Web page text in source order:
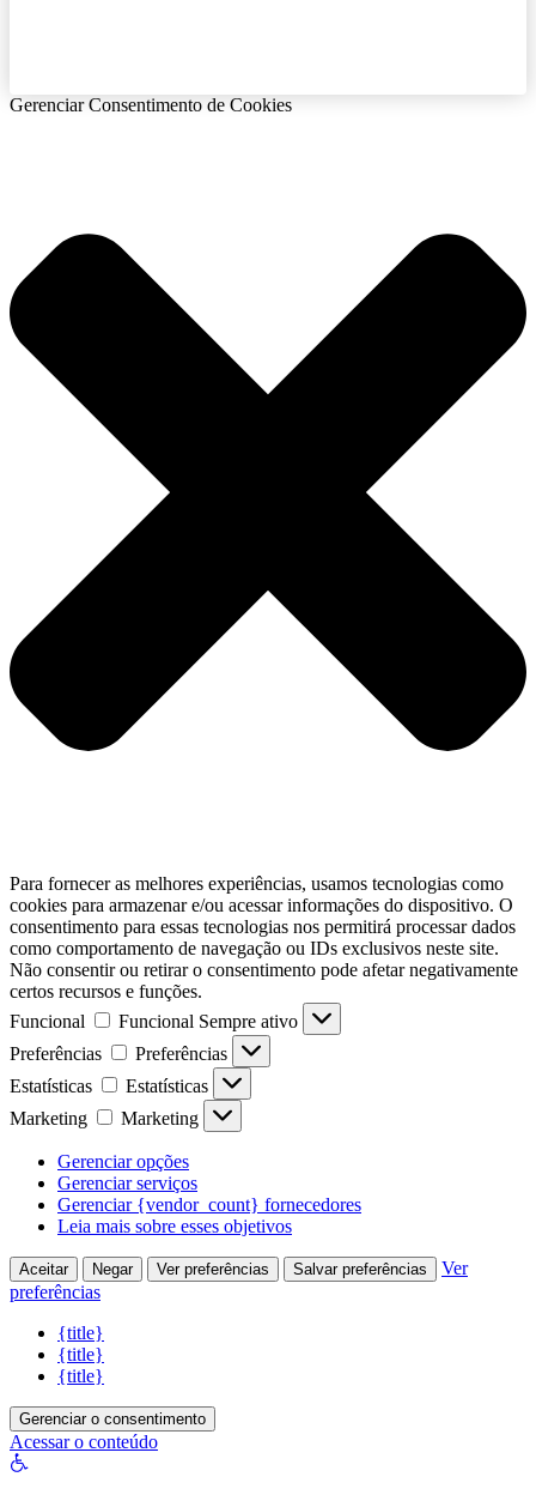
Gerenciar Consentimento de Cookies
Para fornecer as melhores experiências, usamos tecnologias como
cookies para armazenar e/ou acessar informações do dispositivo. O
consentimento para essas tecnologias nos permitirá processar dados
como comportamento de navegação ou IDs exclusivos neste site.
Não consentir ou retirar o consentimento pode afetar negativamente
certos recursos e funções.
Funcional
Funcional Sempre ativo
Preferências
Preferências
Estatísticas
Estatísticas
Marketing
Marketing
Gerenciar opções
Gerenciar serviços
Gerenciar {vendor_count} fornecedores
Leia mais sobre esses objetivos
Aceitar Negar Ver preferências Salvar preferências
Ver
preferências
{title}
{title}
{title}
Gerenciar o consentimento
Acessar o conteúdo
Abrir